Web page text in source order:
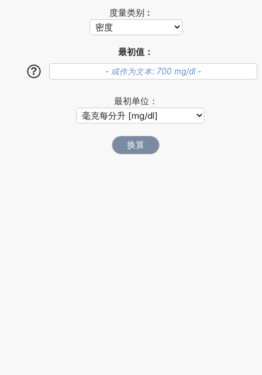
度量类别︰
最初值：
?
最初单位：